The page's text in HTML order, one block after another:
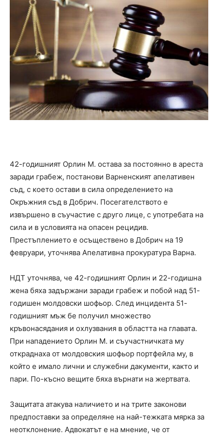
42-годишният Орлин М. остава за постоянно в ареста
заради грабеж, постанови Варненският апелативен
съд, с което остави в сила определението на
Окръжния съд в Добрич. Посегателството е
извършено в съучастие с друго лице, с употребата на
сила и в условията на опасен рецидив.
Престъплението е осъществено в Добрич на 19
февруари, уточнява Апелативна прокуратура Варна.
НДТ уточнява, че 42-годишният Орлин и 22-годишна
жена бяха задържани заради грабеж и побой над 51-
годишен молдовски шофьор. След инцидента 51-
годишният мъж бе получил множество
кръвонасядания и охлузвания в областта на главата.
При нападението Орлин М. и съучастничката му
откраднаха от молдовския шофьор портфейла му, в
който е имало лични и служебни дакументи, както и
пари. По-късно вещите бяха върнати на жертвата.
Защитата атакува наличието и на трите законови
предпоставки за определяне на най-тежката мярка за
неотклонение. Адвокатът е на мнение, че от